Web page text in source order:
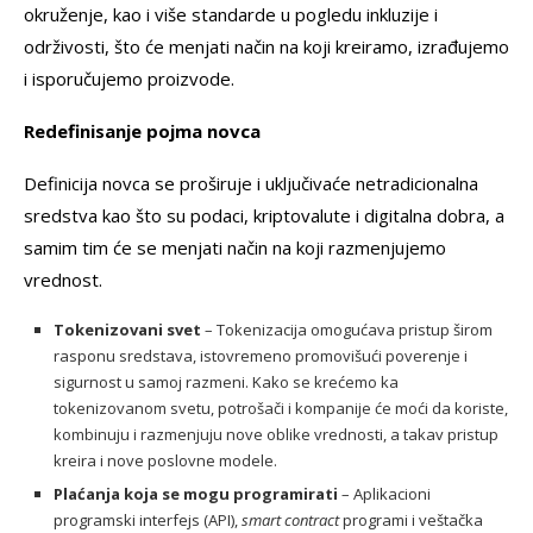
okruženje, kao i više standarde u pogledu inkluzije i
održivosti, što će menjati način na koji kreiramo, izrađujemo
i isporučujemo proizvode.
Redefinisanje pojma novca
Definicija novca se proširuje i uključivaće netradicionalna
sredstva kao što su podaci, kriptovalute i digitalna dobra, a
samim tim će se menjati način na koji razmenjujemo
vrednost.
Tokenizovani svet – Tokenizacija omogućava pristup širom
rasponu sredstava, istovremeno promovišući poverenje i
sigurnost u samoj razmeni. Kako se krećemo ka
tokenizovanom svetu, potrošači i kompanije će moći da koriste,
kombinuju i razmenjuju nove oblike vrednosti, a takav pristup
kreira i nove poslovne modele.
Plaćanja koja se mogu programirati – Aplikacioni
programski interfejs (API),smart contractprogrami i veštačka